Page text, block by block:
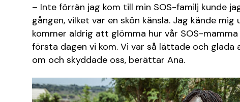
– Inte förrän jag kom till min SOS-familj kunde
gången, vilket var en skön känsla. Jag kände
kommer aldrig att glömma hur vår SOS-
första dagen vi kom. Vi var så lättade och
om och skyddade oss, berättar Ana.